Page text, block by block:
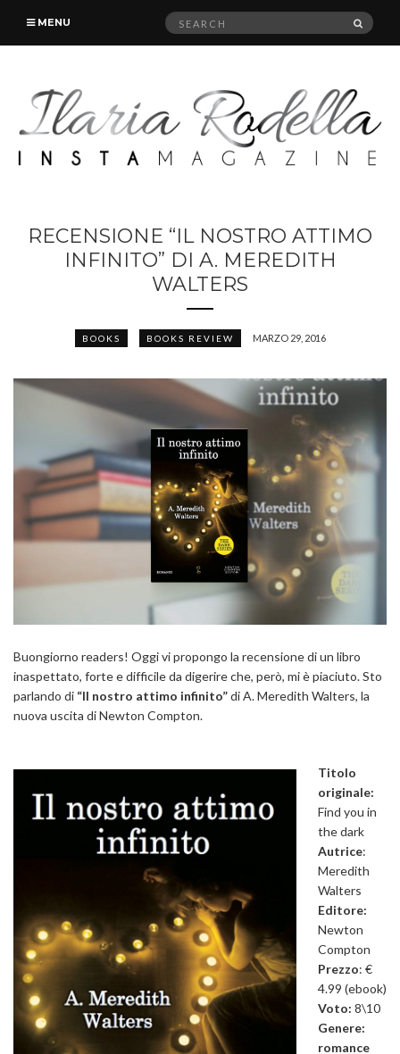
MENU
Search
RECENSIONE “IL NOSTRO ATTIMO
INFINITO” DI A. MEREDITH
WALTERS
BOOKS BOOKS REVIEW MARZO 29, 2016
Buongiorno readers! Oggi vi propongo la recensione di un libro
inaspettato, forte e difficile da digerire che, però, mi è piaciuto. Sto
parlando di “Il nostro attimo infinito”di A. Meredith Walters, la
nuova uscita di Newton Compton.
Titolo
originale:
Find you in
the dark
Autrice:
Meredith
Walters
Editore:
Newton
Compton
Prezzo: €
4.99 (ebook)
Voto: 8\10
Genere:
romance